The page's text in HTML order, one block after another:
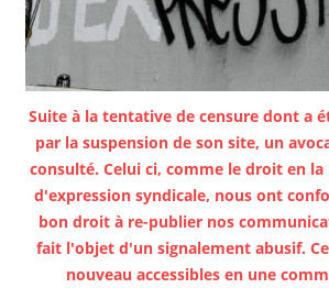
Suite à la tentative de censure dont a
par la suspension de son site, un
consulté. Celui ci, comme le droit en
d'expression syndicale, nous ont
bon droit à re-publier nos
fait l'objet d'un signalement abusif.
nouveau accessibles en une